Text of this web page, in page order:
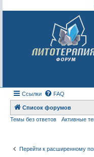
Ссылки FAQ
Список форумов
Темы без ответов
Активные
Перейти к расширенному